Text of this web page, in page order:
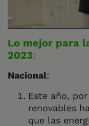
Lo mejor para
2023:
Nacional:
Este año,
renovables
que las